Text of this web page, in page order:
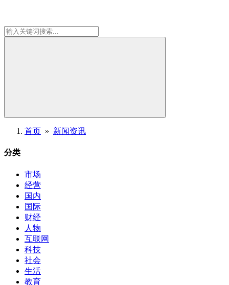
首页 » 新闻资讯
分类
市场
经营
国内
国际
财经
人物
互联网
科技
社会
生活
教育